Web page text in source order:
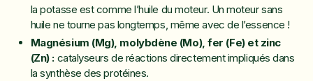
la potasse est comme l’huile du moteur. Un moteur sans
huile ne tourne pas longtemps, même avec de l’essence !
Magnésium (Mg), molybdène (Mo), fer (Fe) et zinc
(Zn) :catalyseurs de réactions directement impliqués dans
la synthèse des protéines.